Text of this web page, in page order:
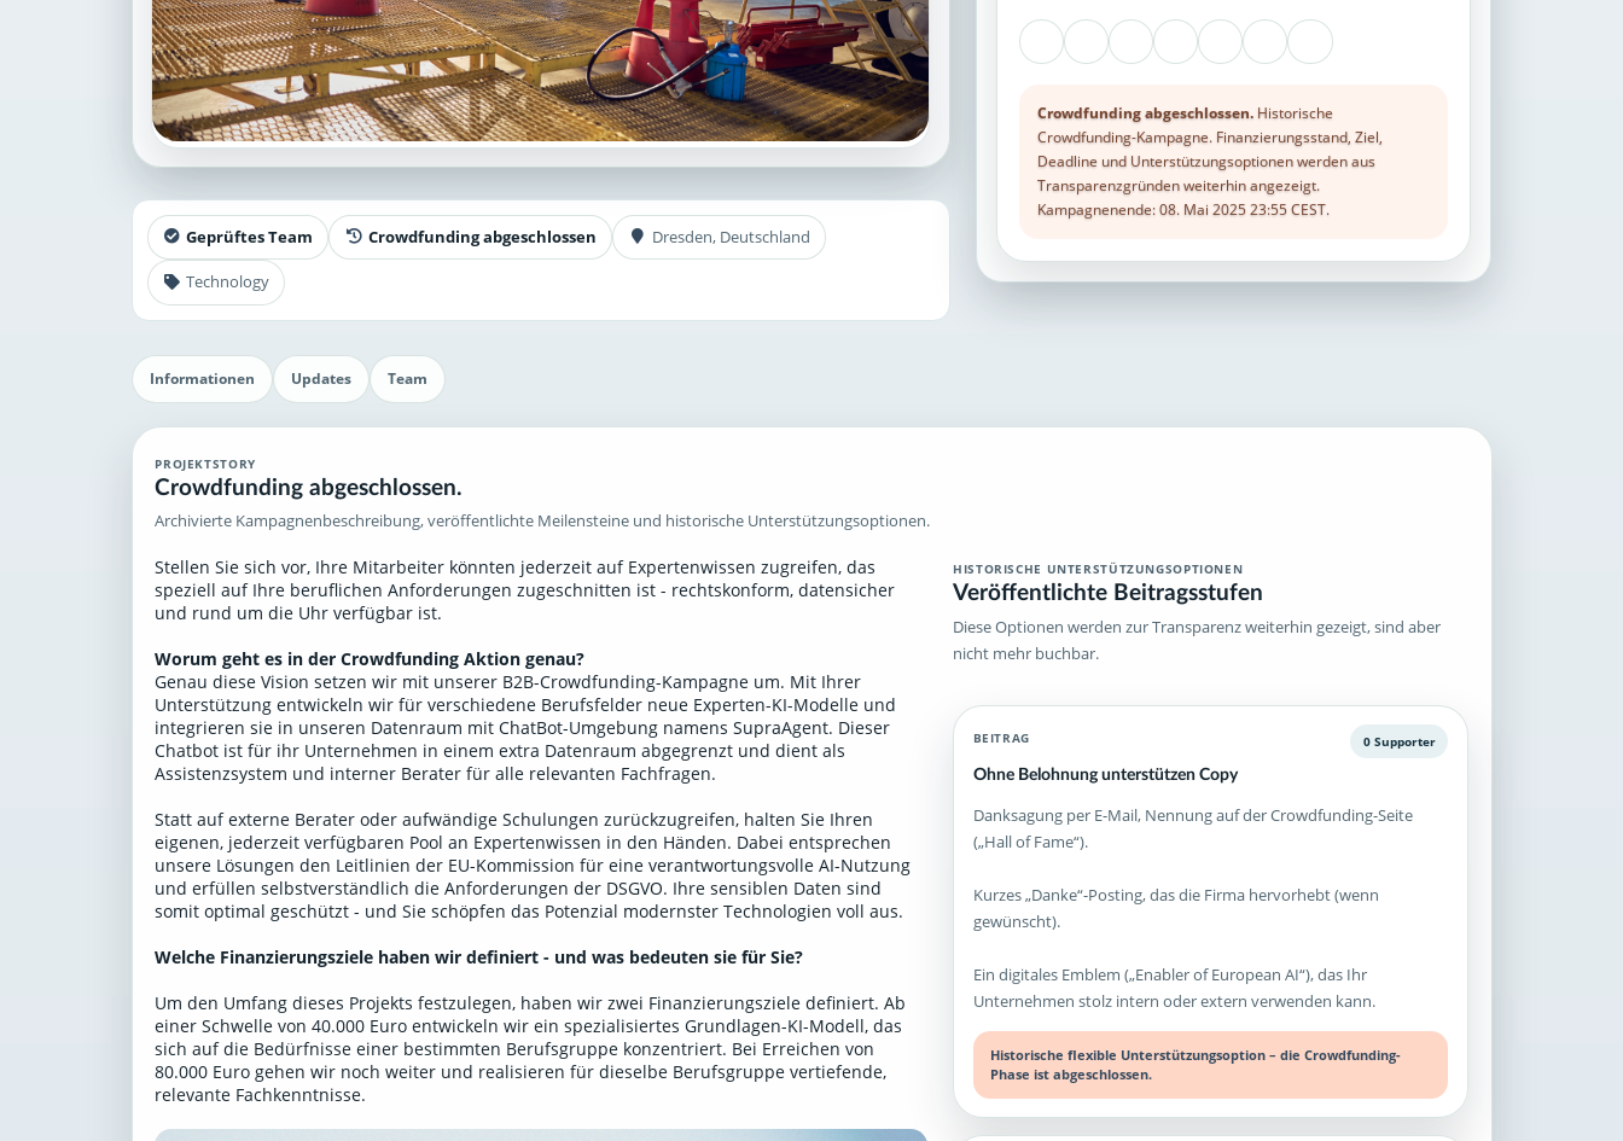
Geprüftes Team Crowdfunding abgeschlossen Dresden, Deutschland
Technology
Crowdfunding abgeschlossen.Historische
Crowdfunding-Kampagne. Finanzierungsstand, Ziel,
Deadline und Unterstützungsoptionen werden aus
Transparenzgründen weiterhin angezeigt.
Kampagnenende: 08. Mai 2025 23:55 CEST.
Informationen Updates Team
PROJEKTSTORY
Crowdfunding abgeschlossen.
Archivierte Kampagnenbeschreibung, veröffentlichte Meilensteine und historische Unterstützungsoptionen.
Stellen Sie sich vor, Ihre Mitarbeiter könnten jederzeit auf Expertenwissen zugreifen, das
speziell auf Ihre beruflichen Anforderungen zugeschnitten ist - rechtskonform, datensicher
und rund um die Uhr verfügbar ist.
Worum geht es in der Crowdfunding Aktion genau?
Genau diese Vision setzen wir mit unserer B2B-Crowdfunding-Kampagne um. Mit Ihrer
Unterstützung entwickeln wir für verschiedene Berufsfelder neue Experten-KI-Modelle und
integrieren sie in unseren Datenraum mit ChatBot-Umgebung namens SupraAgent. Dieser
Chatbot ist für ihr Unternehmen in einem extra Datenraum abgegrenzt und dient als
Assistenzsystem und interner Berater für alle relevanten Fachfragen.
Statt auf externe Berater oder aufwändige Schulungen zurückzugreifen, halten Sie Ihren
eigenen, jederzeit verfügbaren Pool an Expertenwissen in den Händen. Dabei entsprechen
unsere Lösungen den Leitlinien der EU-Kommission für eine verantwortungsvolle AI-Nutzung
und erfüllen selbstverständlich die Anforderungen der DSGVO. Ihre sensiblen Daten sind
somit optimal geschützt - und Sie schöpfen das Potenzial modernster Technologien voll aus.
Welche Finanzierungsziele haben wir definiert - und was bedeuten sie für Sie?
Um den Umfang dieses Projekts festzulegen, haben wir zwei Finanzierungsziele definiert. Ab
einer Schwelle von 40.000 Euro entwickeln wir ein spezialisiertes Grundlagen-KI-Modell, das
sich auf die Bedürfnisse einer bestimmten Berufsgruppe konzentriert. Bei Erreichen von
80.000 Euro gehen wir noch weiter und realisieren für dieselbe Berufsgruppe vertiefende,
relevante Fachkenntnisse.
HISTORISCHE UNTERSTÜTZUNGSOPTIONEN
Veröffentlichte Beitragsstufen
Diese Optionen werden zur Transparenz weiterhin gezeigt, sind aber
nicht mehr buchbar.
BEITRAG
Ohne Belohnung unterstützen Copy
0 Supporter
Danksagung per E-Mail, Nennung auf der Crowdfunding-Seite
(„Hall of Fame“).
Kurzes „Danke“-Posting, das die Firma hervorhebt (wenn
gewünscht).
Ein digitales Emblem („Enabler of European AI“), das Ihr
Unternehmen stolz intern oder extern verwenden kann.
Historische flexible Unterstützungsoption – die Crowdfunding-
Phase ist abgeschlossen.